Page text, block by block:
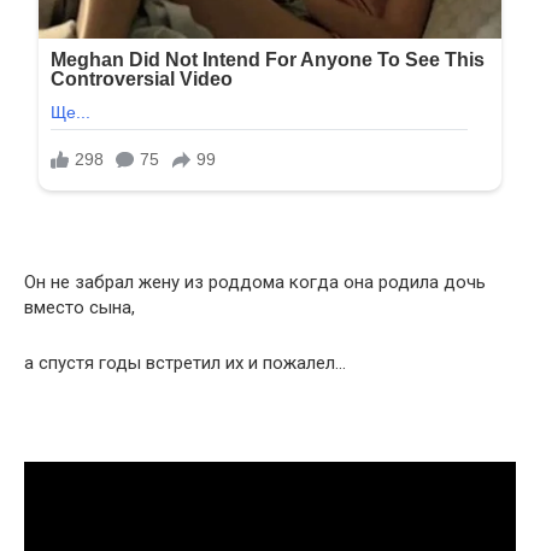
Он не забрал жену из роддома когда она родила дочь
вместо сына,
а спустя годы встретил их и пожалел…